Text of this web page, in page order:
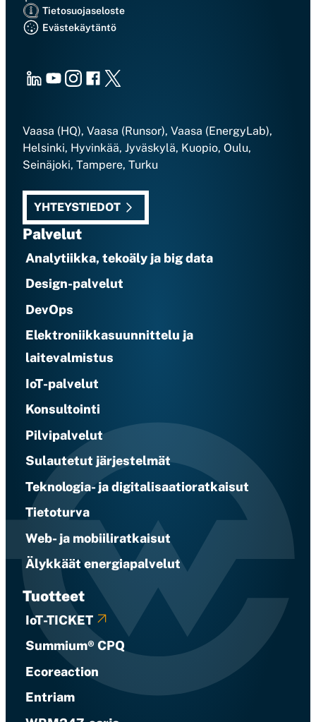
Tietosuojaseloste
Evästekäytäntö
LinkedInYoutubeInstagram
Facebook
X
Vaasa (HQ), Vaasa (Runsor), Vaasa (EnergyLab),
Helsinki, Hyvinkää, Jyväskylä, Kuopio, Oulu,
Seinäjoki, Tampere, Turku
YHTEYSTIEDOT
Palvelut
Analytiikka, tekoäly ja big data
Design-palvelut
DevOps
Elektroniikkasuunnittelu ja
laitevalmistus
IoT-palvelut
Konsultointi
Pilvipalvelut
Sulautetut järjestelmät
Teknologia- ja digitalisaatioratkaisut
Tietoturva
Web- ja mobiiliratkaisut
Älykkäät energiapalvelut
Tuotteet
IoT-TICKET
Summium® CPQ
Ecoreaction
Entriam